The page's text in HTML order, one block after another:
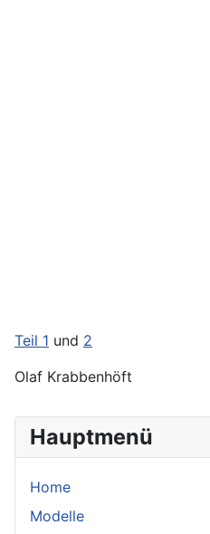
Hauptmenü
Home
Modelle
Teil 1 und 2
Olaf Krabbenhöft